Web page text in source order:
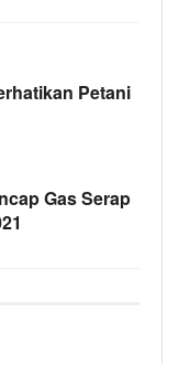
Petani
Gas Serap